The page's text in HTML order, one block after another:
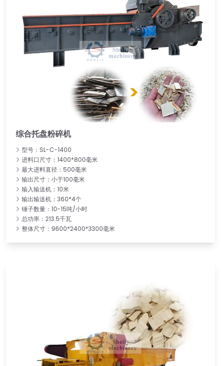
综合托盘粉碎机
型号：SL-C-1400
进料口尺寸：1400*800毫米
最大进料直径：500毫米
输出尺寸：小于100毫米
输入输送机：10米
输出输送机：360*4个
锤子数量：10-15吨/小时
总功率：213.5千瓦
整体尺寸：9600*2400*3300毫米